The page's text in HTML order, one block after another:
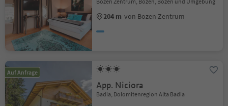
204 m von Bozen Zentrum
Auf Anfrage
App. Niciora
Badia, Dolomitenregion Alta Badia